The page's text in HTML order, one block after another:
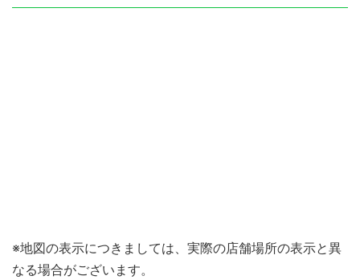
※地図の表示につきましては、実際の店舗場所の表示と異
なる場合がございます。